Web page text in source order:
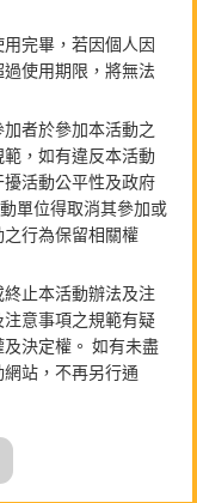
完畢，若因個人因
使用期限，將無法
者於參加本活動之
，如有違反本活動
活動公平性及政府
單位得取消其參加或
行為保留相關權
止本活動辦法及注
意事項之規範有疑
決定權。 如有未盡
站，不再另行通